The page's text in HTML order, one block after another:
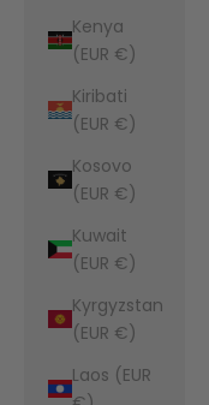
Kenya
(EUR €)
Kiribati
(EUR €)
Kosovo
(EUR €)
Kuwait
(EUR €)
Kyrgyzstan
(EUR €)
Laos (EUR